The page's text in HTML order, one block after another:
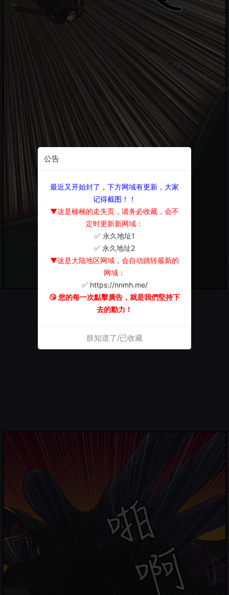
公告
最近又开始封了，下方网域有更新，大家
记得截图！！
▼这是楠楠的走失页，请务必收藏，会不
定时更新新网域：
✅ 永久地址1
✅ 永久地址2
▼这是大陆地区网域，会自动跳转最新的
网域：
✅ https://nnmh.me/
😘 您的每一次點擊廣告，就是我們堅持下
去的動力！
朕知道了/已收藏